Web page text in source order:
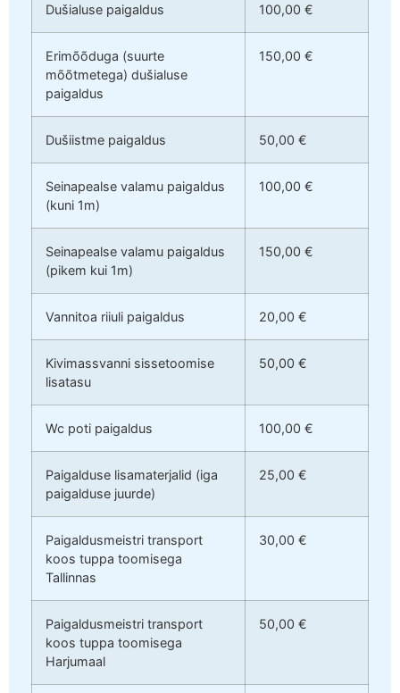
Dušialuse paigaldus 100,00 €
Erimõõduga (suurte
mõõtmetega) dušialuse
paigaldus
150,00 €
Dušiistme paigaldus 50,00 €
Seinapealse valamu paigaldus
(kuni 1m)
100,00 €
Seinapealse valamu paigaldus
(pikem kui 1m)
150,00 €
Vannitoa riiuli paigaldus 20,00 €
Kivimassvanni sissetoomise
lisatasu
50,00 €
Wc poti paigaldus 100,00 €
Paigalduse lisamaterjalid (iga
paigalduse juurde)
25,00 €
Paigaldusmeistri transport
koos tuppa toomisega
Tallinnas
30,00 €
Paigaldusmeistri transport
koos tuppa toomisega
Harjumaal
50,00 €